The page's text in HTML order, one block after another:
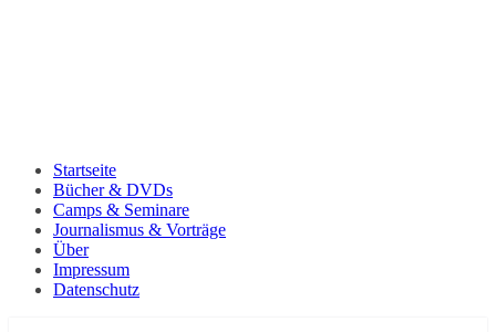
Startseite
Bücher & DVDs
Camps & Seminare
Journalismus & Vorträge
Über
Impressum
Datenschutz